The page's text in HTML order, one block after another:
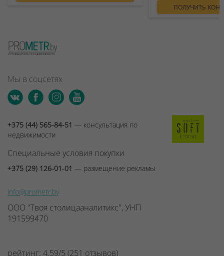
ПОЛУЧИТЬ
Мы в соцсетях
+375 (44) 565-84-51 — консультация по
недвижимости
Специальные условия покупки
+375 (29) 126-01-01 — размещение рекламы
info@prometr.by
ООО "Твоя столицааналитикс", УНП
191599470
рейтинг: 4.59/5 (251 отзывов)